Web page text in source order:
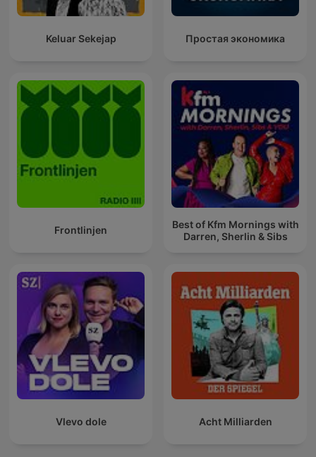
Keluar Sekejap Простая экономика
Frontlinjen
Best of Kfm Mornings with
Darren, Sherlin & Sibs
Vlevo dole Acht Milliarden